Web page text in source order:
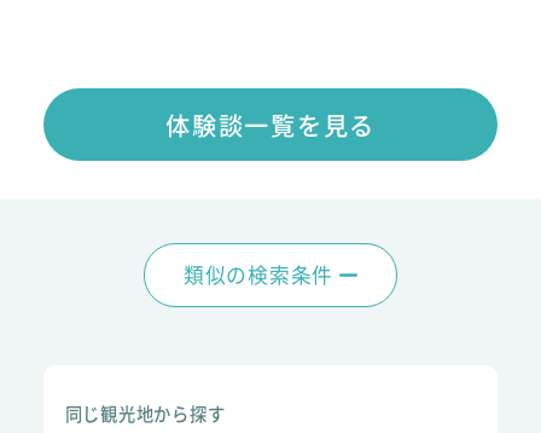
体験談一覧を見る
類似の検索条件
同じ観光地から探す